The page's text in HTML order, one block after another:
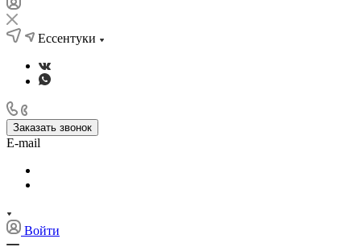
Ессентуки
Заказать звонок
E-mail
Войти